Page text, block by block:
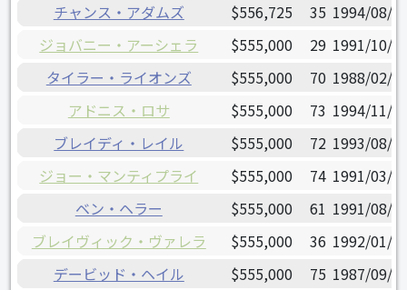
チャンス・アダムズ
$556,725 35 1994/08/
ジョバニー・アーシェラ
$555,000 29 1991/10/
タイラー・ライオンズ
$555,000 70 1988/02/
アドニス・ロサ
$555,000 73 1994/11/
ブレイディ・レイル
$555,000 72 1993/08/
ジョー・マンティプライ
$555,000 74 1991/03/
ベン・ヘラー
$555,000 61 1991/08/
ブレイヴィック・ヴァレラ
$555,000 36 1992/01/
デービッド・ヘイル
$555,000 75 1987/09/